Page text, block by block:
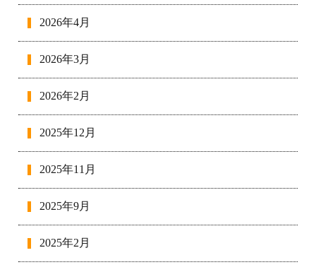
2026年4月
2026年3月
2026年2月
2025年12月
2025年11月
2025年9月
2025年2月